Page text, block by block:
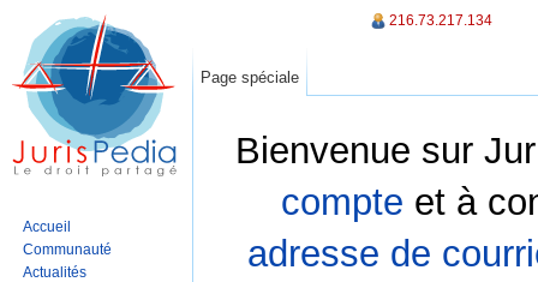
Bienvenue sur
compte et à
adresse de
216.73.217.134
Page spéciale
Accueil
Communauté
Actualités